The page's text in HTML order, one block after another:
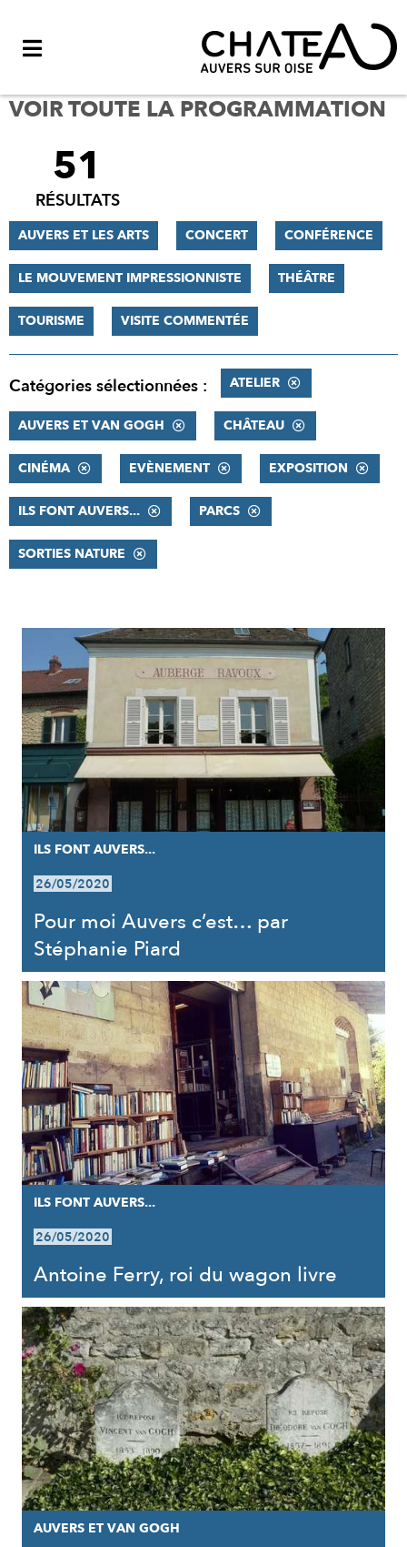
VOIR TOUTE LA PROGRAMMATION
FILTRER
RÉSULTATS
51
RÉSULTATS
AUVERS ET LES ARTS CONCERT CONFÉRENCE
LE MOUVEMENT IMPRESSIONNISTE THÉÂTRE
TOURISME VISITE COMMENTÉE
Catégories sélectionnées : ATELIER
AUVERS ET VAN GOGH CHÂTEAU
CINÉMA EVÈNEMENT EXPOSITION
ILS FONT AUVERS... PARCS
SORTIES NATURE
RÉSULTATS
ILS FONT AUVERS...
26/05/2020
Pour moi Auvers c’est… par
Stéphanie Piard
ILS FONT AUVERS...
26/05/2020
Antoine Ferry, roi du wagon livre
AUVERS ET VAN GOGH